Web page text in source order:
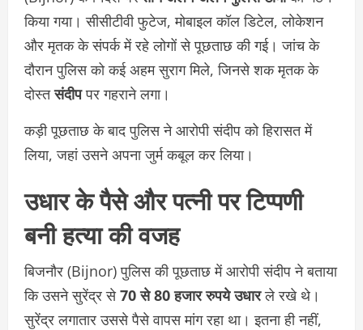
किया गया। सीसीटीवी फुटेज, मोबाइल कॉल डिटेल, लोकेशन
और मृतक के संपर्क में रहे लोगों से पूछताछ की गई। जांच के
दौरान पुलिस को कई अहम सुराग मिले, जिनसे शक मृतक के
दोस्तसंदीपपर गहराने लगा।
कड़ी पूछताछ के बाद पुलिस ने आरोपी संदीप को हिरासत में
लिया, जहां उसने अपना जुर्म कबूल कर लिया।
उधार के पैसे और पत्नी पर टिप्पणी
बनी हत्या की वजह
बिजनौर (Bijnor) पुलिस की पूछताछ में आरोपी संदीप ने बताया
कि उसने सुरेंद्र से70 से 80 हजार रुपये उधारले रखे थे।
सुरेंद्र लगातार उससे पैसे वापस मांग रहा था। इतना ही नहीं,